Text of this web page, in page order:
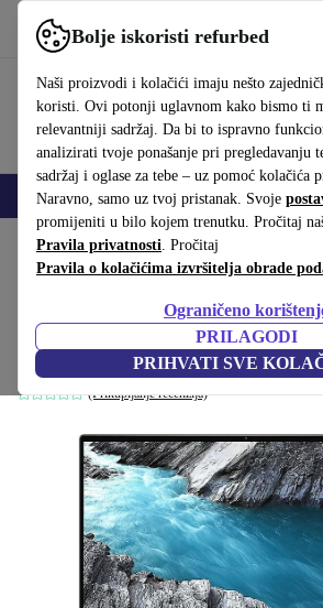
Bolje iskoristi refurbed
Naši proizvodi i kolačići imaju nešto
koristi. Ovi potonji uglavnom kako bismo ti
relevantniji sadržaj. Da bi to ispravno
analizirati tvoje ponašanje pri pregledavanju
sadržaj i oglase za tebe – uz pomoć kolačića
Naravno, samo uz tvoj pristanak. Svoje
promijeniti u bilo kojem trenutku. Pročitaj
Pravila privatnosti. Pročitaj
Pravila o kolačićima izvršitelja obrade
Ograničeno
PRILAGODI
PRIHVATI SVE
Koristi refurbed brzo i jednostavno
Mobiteli Prijenosna računala Tableti
Početna stranica Proizvodi Prijenosna računala
Dell XPS 13 9380 | i5-
16 GB | 250 GB SSD | Podsvjetljenje
DE
(Prikupljanje recenzija)